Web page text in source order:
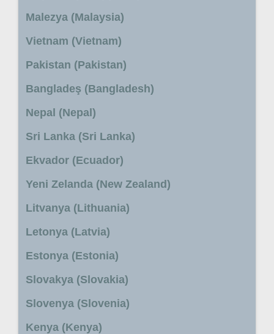
Malezya (Malaysia)
Vietnam (Vietnam)
Pakistan (Pakistan)
Bangladeş (Bangladesh)
Nepal (Nepal)
Sri Lanka (Sri Lanka)
Ekvador (Ecuador)
Yeni Zelanda (New Zealand)
Litvanya (Lithuania)
Letonya (Latvia)
Estonya (Estonia)
Slovakya (Slovakia)
Slovenya (Slovenia)
Kenya (Kenya)